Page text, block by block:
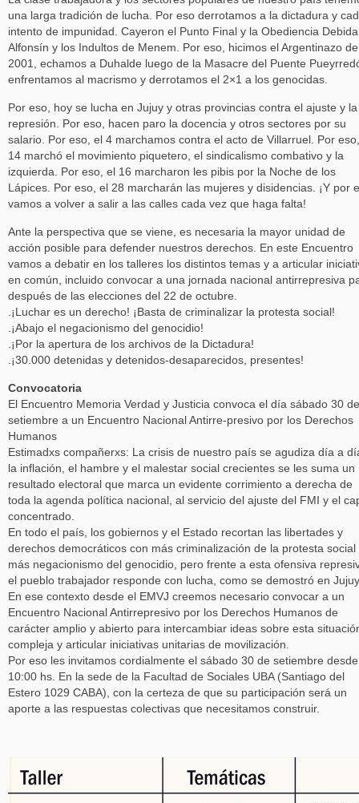
una larga tradición de lucha. Por eso derrotamos a la dictadura y
intento de impunidad. Cayeron el Punto Final y la Obediencia
Alfonsín y los Indultos de Menem. Por eso, hicimos el Argentinazo de
2001, echamos a Duhalde luego de la Masacre del Puente
enfrentamos al macrismo y derrotamos el 2×1 a los genocidas.
Por eso, hoy se lucha en Jujuy y otras provincias contra el ajuste y la
represión. Por eso, hacen paro la docencia y otros sectores por su
salario. Por eso, el 4 marchamos contra el acto de Villarruel. Por
14 marchó el movimiento piquetero, el sindicalismo combativo y la
izquierda. Por eso, el 16 marcharon les pibis por la Noche de los
Lápices. Por eso, el 28 marcharán las mujeres y disidencias. ¡Y por
vamos a volver a salir a las calles cada vez que haga falta!
Ante la perspectiva que se viene, es necesaria la mayor unidad de
acción posible para defender nuestros derechos. En este Encuentro
vamos a debatir en los talleres los distintos temas y a articular
en común, incluido convocar a una jornada nacional antirrepresiva
después de las elecciones del 22 de octubre.
.¡Luchar es un derecho! ¡Basta de criminalizar la protesta social!
.¡Abajo el negacionismo del genocidio!
.¡Por la apertura de los archivos de la Dictadura!
.¡30.000 detenidas y detenidos-desaparecidos, presentes!
Convocatoria
El Encuentro Memoria Verdad y Justicia convoca el día sábado 30 de
setiembre a un Encuentro Nacional Antirre-presivo por los Derechos
Humanos
Estimadxs compañerxs: La crisis de nuestro país se agudiza día a
la inflación, el hambre y el malestar social crecientes se les suma un
resultado electoral que marca un evidente corrimiento a derecha de
toda la agenda política nacional, al servicio del ajuste del FMI y el
concentrado.
En todo el país, los gobiernos y el Estado recortan las libertades y
derechos democráticos con más criminalización de la protesta social
más negacionismo del genocidio, pero frente a esta ofensiva
el pueblo trabajador responde con lucha, como se demostró en
En ese contexto desde el EMVJ creemos necesario convocar a un
Encuentro Nacional Antirrepresivo por los Derechos Humanos de
carácter amplio y abierto para intercambiar ideas sobre esta
compleja y articular iniciativas unitarias de movilización.
Por eso les invitamos cordialmente el sábado 30 de setiembre
10:00 hs. En la sede de la Facultad de Sociales UBA (Santiago del
Estero 1029 CABA), con la certeza de que su participación será un
aporte a las respuestas colectivas que necesitamos construir.